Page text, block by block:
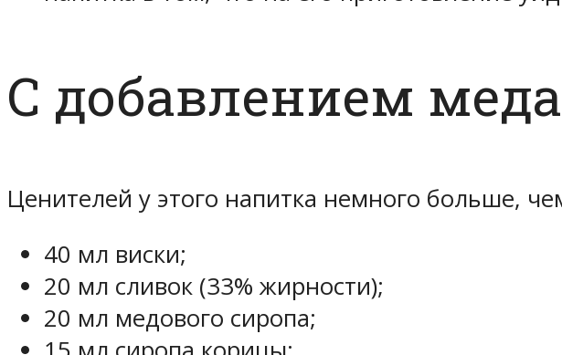
С добавлением меда
Ценителей у этого напитка немного больше,
40 мл виски;
20 мл сливок (33% жирности);
20 мл медового сиропа;